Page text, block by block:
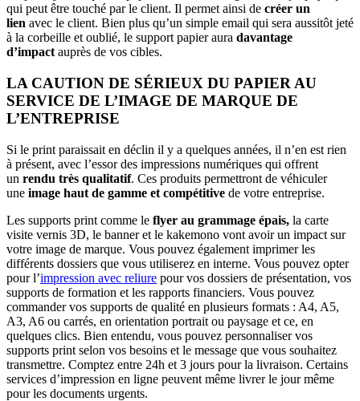
qui peut être touché par le client. Il permet ainsi de créer un
lien avec le client. Bien plus qu’un simple email qui sera aussitôt jeté
à la corbeille et oublié, le support papier aura davantage
d’impact auprès de vos cibles.
LA CAUTION DE SÉRIEUX DU PAPIER AU
SERVICE DE L’IMAGE DE MARQUE DE
L’ENTREPRISE
Si le print paraissait en déclin il y a quelques années, il n’en est rien
à présent, avec l’essor des impressions numériques qui offrent
un rendu très qualitatif. Ces produits permettront de véhiculer
une image haut de gamme et compétitive de votre entreprise.
Les supports print comme le flyer au grammage épais, la carte
visite vernis 3D, le banner et le kakemono vont avoir un impact sur
votre image de marque. Vous pouvez également imprimer les
différents dossiers que vous utiliserez en interne. Vous pouvez opter
pour l’impression avec reliure pour vos dossiers de présentation, vos
supports de formation et les rapports financiers. Vous pouvez
commander vos supports de qualité en plusieurs formats : A4, A5,
A3, A6 ou carrés, en orientation portrait ou paysage et ce, en
quelques clics. Bien entendu, vous pouvez personnaliser vos
supports print selon vos besoins et le message que vous souhaitez
transmettre. Comptez entre 24h et 3 jours pour la livraison. Certains
services d’impression en ligne peuvent même livrer le jour même
pour les documents urgents.